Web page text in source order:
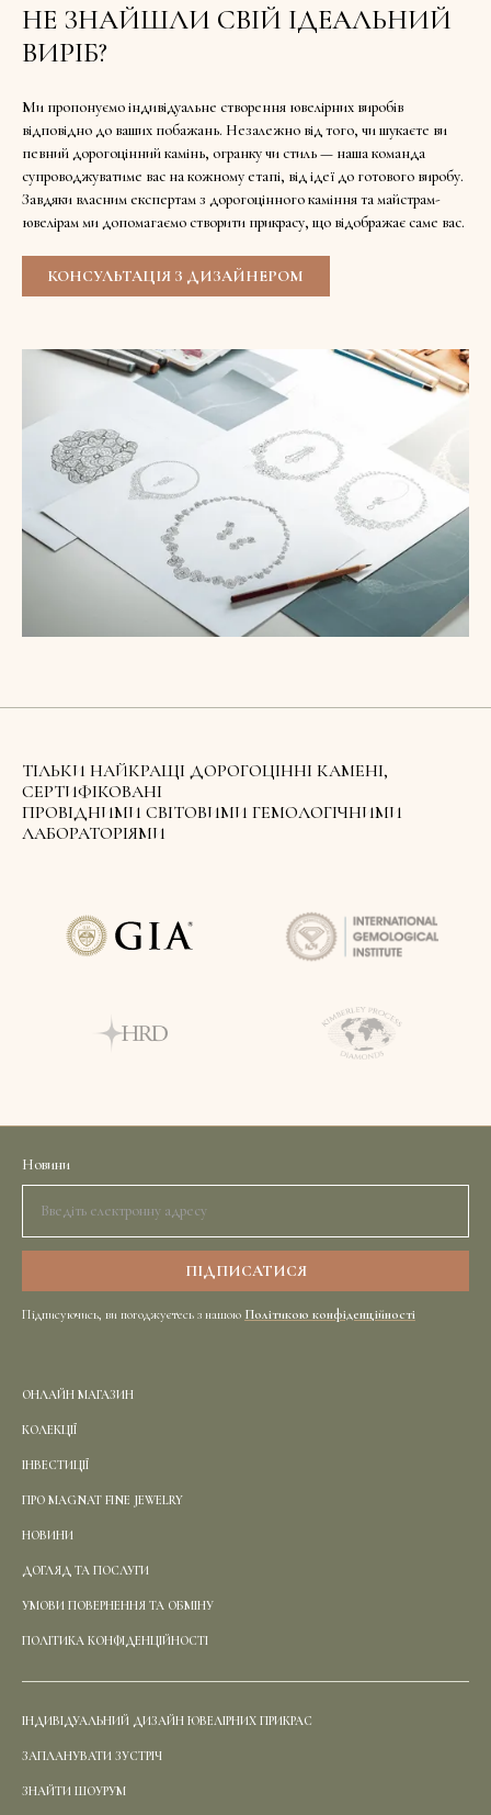
НЕ ЗНАЙШЛИ СВІЙ ІДЕАЛЬНИЙ
ВИРІБ?
Ми пропонуємо індивідуальне створення ювелірних виробів
відповідно до ваших побажань. Незалежно від того, чи шукаєте ви
певний дорогоцінний камінь, огранку чи стиль — наша команда
супроводжуватиме вас на кожному етапі, від ідеї до готового виробу.
Завдяки власним експертам з дорогоцінного каміння та майстрам-
ювелірам ми допомагаємо створити прикрасу, що відображає саме вас.
КОНСУЛЬТАЦІЯ З ДИЗАЙНЕРОМ
ТІЛЬКИ НАЙКРАЩІ ДОРОГОЦІННІ КАМЕНІ,
СЕРТИФІКОВАНІ
ПРОВІДНИМИ СВІТОВИМИ ГЕМОЛОГІЧНИМИ
ЛАБОРАТОРІЯМИ
Новини
Підписуючись, ви погоджуєтесь з нашою Політикою конфіденційності
ОНЛАЙН МАГАЗИН
КОЛЕКЦІЇ
ІНВЕСТИЦІЇ
ПРО MAGNAT FINE JEWELRY
НОВИНИ
ДОГЛЯД ТА ПОСЛУГИ
УМОВИ ПОВЕРНЕННЯ ТА ОБМІНУ
ПОЛІТИКА КОНФІДЕНЦІЙНОСТІ
ІНДИВІДУАЛЬНИЙ ДИЗАЙН ЮВЕЛІРНИХ ПРИКРАС
ЗАПЛАНУВАТИ ЗУСТРІЧ
ЗНАЙТИ ШОУРУМ